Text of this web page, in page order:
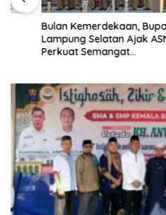
Bulan Kemerdekaan, Bupati
Lampung Selatan Ajak ASN
Perkuat Semangat